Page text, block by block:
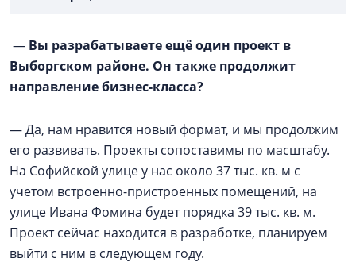
— Вы разрабатываете ещё один проект в
Выборгском районе. Он также продолжит
направление бизнес-класса?
— Да, нам нравится новый формат, и мы продолжим
его развивать. Проекты сопоставимы по масштабу.
На Софийской улице у нас около 37 тыс. кв. м с
учетом встроенно-пристроенных помещений, на
улице Ивана Фомина будет порядка 39 тыс. кв. м.
Проект сейчас находится в разработке, планируем
выйти с ним в следующем году.